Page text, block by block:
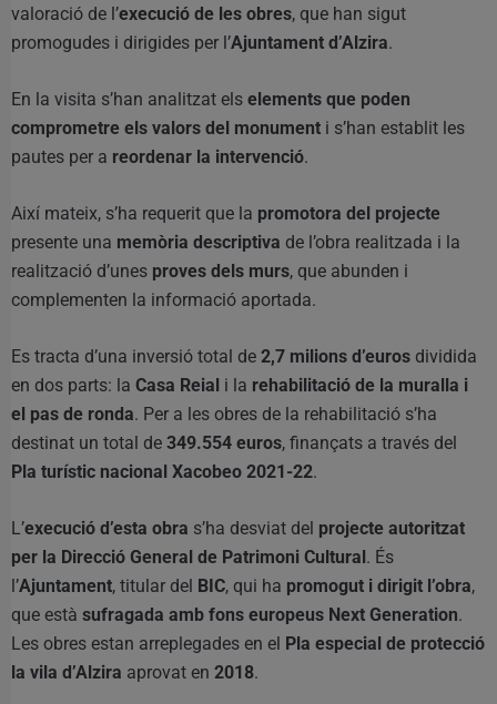
valoració de l’execució de les obres, que han sigut
promogudes i dirigides per l’Ajuntament d’Alzira.
En la visita s’han analitzat els elements que poden
comprometre els valors del monument i s’han establit les
pautes per a reordenar la intervenció.
Així mateix, s’ha requerit que la promotora del projecte
presente una memòria descriptiva de l’obra realitzada i la
realització d’unes proves dels murs, que abunden i
complementen la informació aportada.
Es tracta d’una inversió total de 2,7 milions d’euros dividida
en dos parts: la Casa Reial i la rehabilitació de la muralla i
el pas de ronda. Per a les obres de la rehabilitació s’ha
destinat un total de 349.554 euros, finançats a través del
Pla turístic nacional Xacobeo 2021-22.
L’execució d’esta obra s’ha desviat del projecte autoritzat
per la Direcció General de Patrimoni Cultural . És
l’Ajuntament, titular del BIC, qui ha promogut i dirigit l’obra,
que està sufragada amb fons europeus Next Generation.
Les obres estan arreplegades en el Pla especial de protecció
la vila d’Alzira aprovat en 2018.